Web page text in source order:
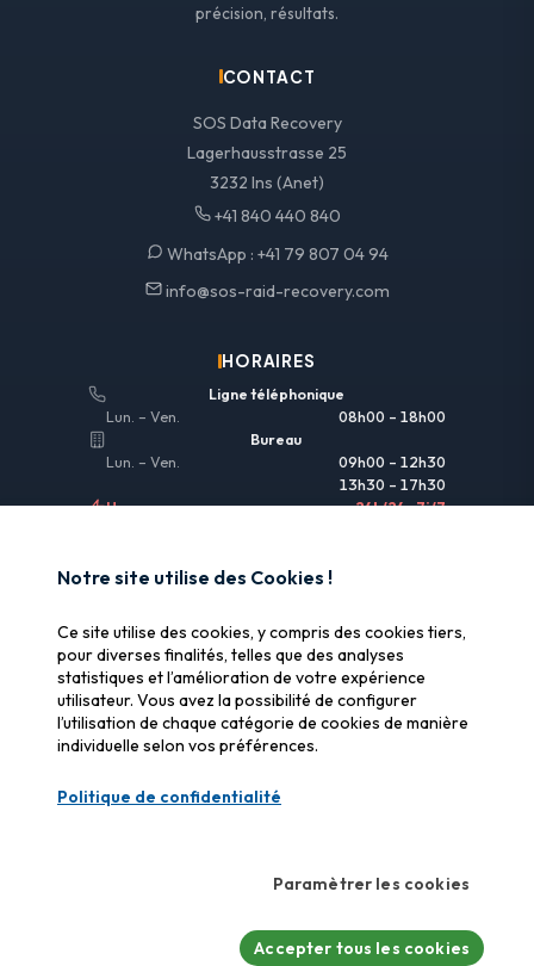
précision, résultats.
CONTACT
SOS Data Recovery
Lagerhausstrasse 25
3232 Ins (Anet)
+41 840 440 840
WhatsApp : +41 79 807 04 94
info@sos-raid-recovery.com
HORAIRES
Ligne téléphonique
Lun. – Ven.
08h00 – 18h00
Bureau
Lun. – Ven.
09h00 – 12h30
13h30 – 17h30
Urgences
24h/24 • 7j/7
LIENS UTILES
Assurance & remboursement
Pourquoi SOS Data Recovery
Gérer les cookies
CERTIFICATIONS
Label cybersécurité
Notre site utilise des Cookies !
Ce site utilise des cookies, y compris des cookies tiers,
pour diverses finalités, telles que des analyses
statistiques et l’amélioration de votre expérience
utilisateur. Vous avez la possibilité de configurer
l’utilisation de chaque catégorie de cookies de manière
individuelle selon vos préférences.
Politique de confidentialité
Paramètrer les cookies
Accepter tous les cookies